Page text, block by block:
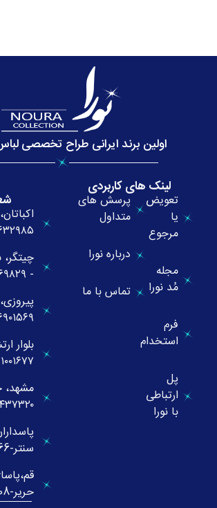
اولین برند ایرانی طراح تخصصی
لینک های کاربردی
تعویض
یا
مرجوع
مجله
مُد نورا
فرم
استخدام
پل
ارتباطی
با نورا
پرسش های
متداول
درباره نورا
تماس با ما
- ۴۴۷۶۹۸۲۹
بلوار
مشهد،
سنتر-02128424066
حریر-02537741208